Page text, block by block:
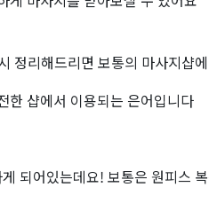
정리해드리면 보통의 마사지샵
한 샵에서 이용되는 은어입니다
되어있는데요! 보통은 원피스